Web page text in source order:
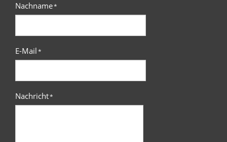
Nachname*
E-Mail*
Nachricht*